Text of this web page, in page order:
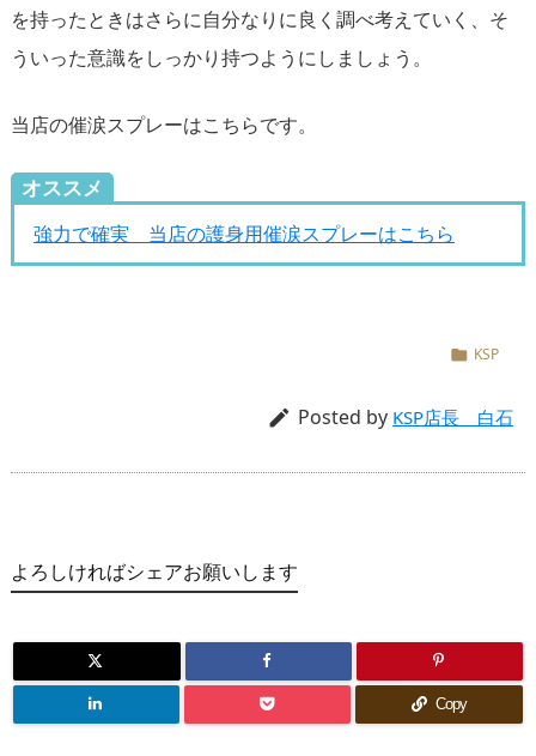
を持ったときはさらに自分なりに良く調べ考えていく、そ
ういった意識をしっかり持つようにしましょう。
当店の催涙スプレーはこちらです。
オススメ
強力で確実 当店の護身用催涙スプレーはこちら
 KSP
 Posted by KSP店長 白石
よろしければシェアお願いします
Copy